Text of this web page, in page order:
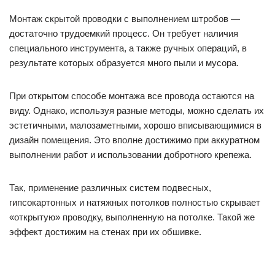
Монтаж скрытой проводки с выполнением штробов —
достаточно трудоемкий процесс. Он требует наличия
специального инструмента, а также ручных операций, в
результате которых образуется много пыли и мусора.
При открытом способе монтажа все провода остаются на
виду. Однако, используя разные методы, можно сделать их
эстетичными, малозаметными, хорошо вписывающимися в
дизайн помещения. Это вполне достижимо при аккуратном
выполнении работ и использовании добротного крепежа.
Так, применение различных систем подвесных,
гипсокартонных и натяжных потолков полностью скрывает
«открытую» проводку, выполненную на потолке. Такой же
эффект достижим на стенах при их обшивке.